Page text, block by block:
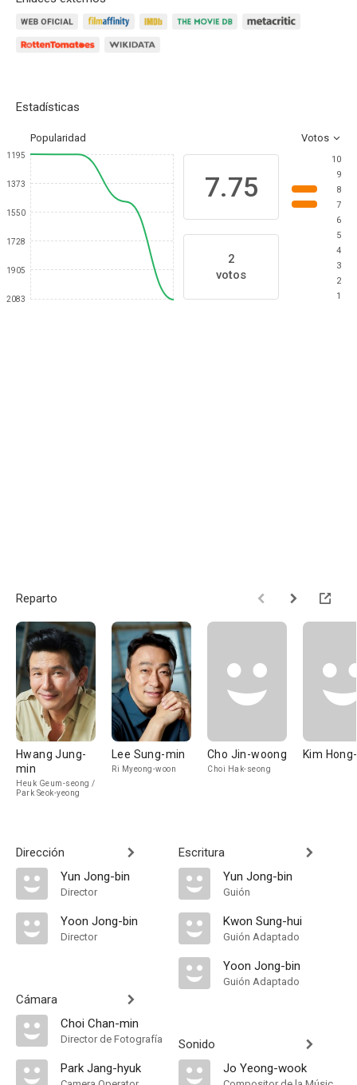
Estadísticas
Popularidad Votos
1195
1373
1550
1728
1905
2083
7.75
2
votos
10
9
8
7
6
5
4
3
2
1
Reparto
Hwang Jung-
min
Heuk Geum-seong /
Park Seok-yeong
Lee Sung-min
Ri Myeong-woon
Cho Jin-woong
Choi Hak-seong
Kim
Dirección
Yun Jong-bin
Director
Yoon Jong-bin
Director
Cámara
Choi Chan-min
Director de Fotografía
Park Jang-hyuk
Escritura
Yun Jong-bin
Guión
Kwon Sung-hui
Guión Adaptado
Yoon Jong-bin
Guión Adaptado
Sonido
Jo Yeong-wook